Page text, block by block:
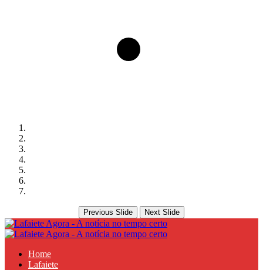
Previous Slide Next Slide
Home
Lafaiete